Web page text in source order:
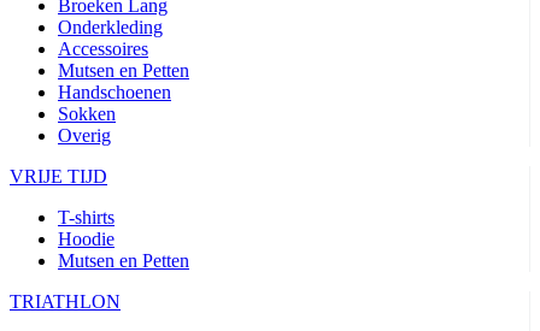
Broeken Lang
Onderkleding
Accessoires
Mutsen en Petten
Handschoenen
Sokken
Overig
VRIJE TIJD
T-shirts
Hoodie
Mutsen en Petten
TRIATHLON